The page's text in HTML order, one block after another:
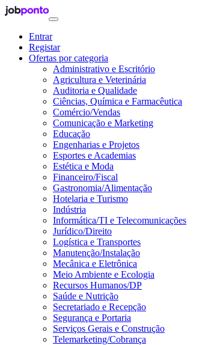
Entrar
Registar
Ofertas por categoria
Administrativo e Escritório
Agricultura e Veterinária
Auditoria e Qualidade
Ciências, Química e Farmacêutica
Comércio/Vendas
Comunicação e Marketing
Educação
Engenharias e Projetos
Esportes e Academias
Estética e Moda
Financeiro/Fiscal
Gastronomia/Alimentação
Hotelaria e Turismo
Indústria
Informática/TI e Telecomunicações
Jurídico/Direito
Logística e Transportes
Manutenção/Instalação
Mecânica e Eletrônica
Meio Ambiente e Ecologia
Recursos Humanos/DP
Saúde e Nutrição
Secretariado e Recepção
Segurança e Portaria
Serviços Gerais e Construção
Telemarketing/Cobrança